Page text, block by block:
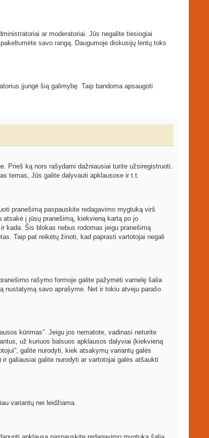
ar moderatoriai. Jūs negalite tiesiogiai
savo rangą. Daugumoje diskusijų lentų toks
įjungė šią galimybę. Taip bandoma apsaugoti
Prieš ką nors rašydami dažniausiai turite užsiregistruoti.
temas, Jūs galite dalyvauti apklausose ir t.t.
pranešimą paspauskite redagavimo mygtuką virš
į jūsų pranešimą, kiekvieną kartą po jo
kada. Šis blokas nebus rodomas jeigu pranešimą
Taip pat reikėtų žinoti, kad paprasti vartotojai negali
rašymo formoje galite pažymėti varnelę šalia
nustatymą savo aprašyme. Net ir tokiu atveju parašo
kūrimas”. Jeigu jos nematote, vadinasi neturite
už kuriuos balsuos apklausos dalyviai (kiekvieną
galite nurodyti, kiek atsakymų variantų galės
galiausiai galite nurodyti ar vartotojai galės atšaukti
variantų nei leidžiama.